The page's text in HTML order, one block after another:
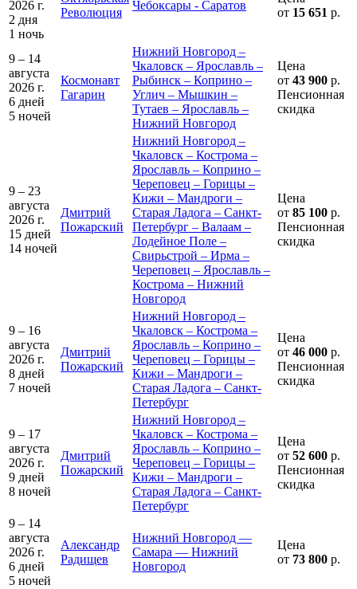
2026 г.
2 дня
1 ночь
Революция
Чебоксары - Саратов
от 15 651 р.
9 – 14
августа
2026 г.
6 дней
5 ночей
Космонавт
Гагарин
Нижний Новгород –
Чкаловск – Ярославль –
Рыбинск – Коприно –
Углич – Мышкин –
Тутаев – Ярославль –
Нижний Новгород
Цена
от 43 900 р.
Пенсионная
скидка
9 – 23
августа
2026 г.
15 дней
14 ночей
Дмитрий
Пожарский
Нижний Новгород –
Чкаловск – Кострома –
Ярославль – Коприно –
Череповец – Горицы –
Кижи – Мандроги –
Старая Ладога – Санкт-
Петербург – Валаам –
Лодейное Поле –
Свирьстрой – Ирма –
Череповец – Ярославль –
Кострома – Нижний
Новгород
Цена
от 85 100 р.
Пенсионная
скидка
9 – 16
августа
2026 г.
8 дней
7 ночей
Дмитрий
Пожарский
Нижний Новгород –
Чкаловск – Кострома –
Ярославль – Коприно –
Череповец – Горицы –
Кижи – Мандроги –
Старая Ладога – Санкт-
Петербург
Цена
от 46 000 р.
Пенсионная
скидка
9 – 17
августа
2026 г.
9 дней
8 ночей
Дмитрий
Пожарский
Нижний Новгород –
Чкаловск – Кострома –
Ярославль – Коприно –
Череповец – Горицы –
Кижи – Мандроги –
Старая Ладога – Санкт-
Петербург
Цена
от 52 600 р.
Пенсионная
скидка
9 – 14
августа
2026 г.
6 дней
5 ночей
Александр
Радищев
Нижний Новгород —
Самара — Нижний
Новгород
Цена
от 73 800 р.